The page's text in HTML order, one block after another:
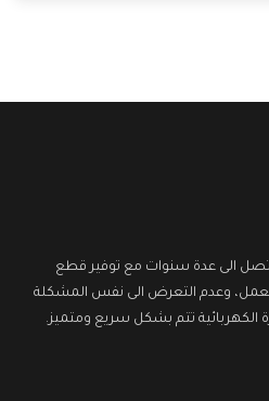
تصل الى عدة سنوات مع توفير قطع
وعدم التعرض الى نفس المشكلة
الكهربائية تتم بشكل سريع ومتميز.